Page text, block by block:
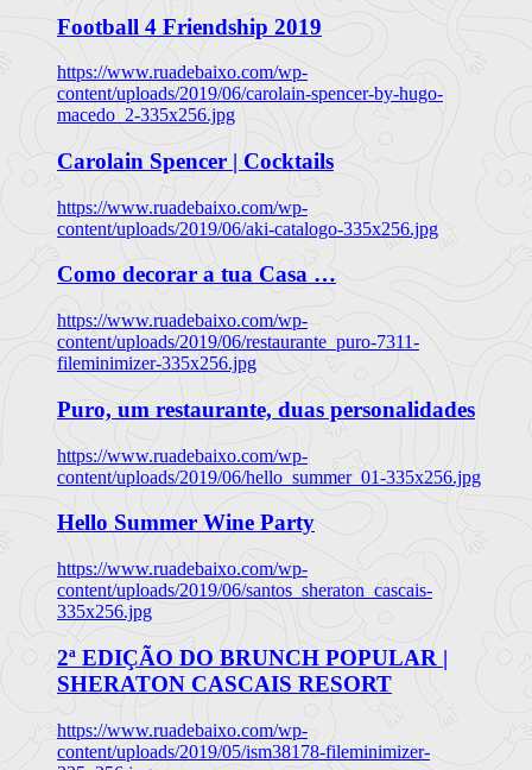
Football 4 Friendship 2019
https://www.ruadebaixo.com/wp-
content/uploads/2019/06/carolain-spencer-by-hugo-
macedo_2-335x256.jpg
Carolain Spencer | Cocktails
https://www.ruadebaixo.com/wp-
content/uploads/2019/06/aki-catalogo-335x256.jpg
Como decorar a tua Casa …
https://www.ruadebaixo.com/wp-
content/uploads/2019/06/restaurante_puro-7311-
fileminimizer-335x256.jpg
Puro, um restaurante, duas personalidades
https://www.ruadebaixo.com/wp-
content/uploads/2019/06/hello_summer_01-335x256.jpg
Hello Summer Wine Party
https://www.ruadebaixo.com/wp-
content/uploads/2019/06/santos_sheraton_cascais-
335x256.jpg
2ª EDIÇÃO DO BRUNCH POPULAR |
SHERATON CASCAIS RESORT
https://www.ruadebaixo.com/wp-
content/uploads/2019/05/ism38178-fileminimizer-